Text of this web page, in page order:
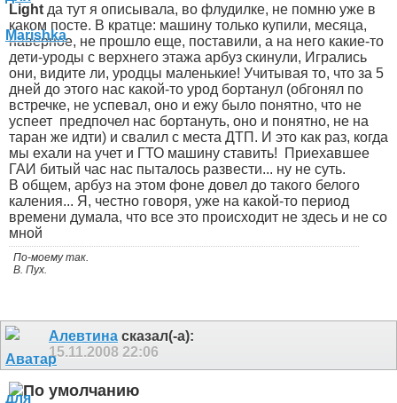
Light да тут я описывала, во флудилке, не помню уже в
каком посте. В кратце: машину только купили, месяца,
наверное, не прошло еще, поставили, а на него какие-то
дети-уроды с верхнего этажа арбуз скинули, Игрались
они, видите ли, уродцы маленькие! Учитывая то, что за 5
дней до этого нас какой-то урод бортанул (обгонял по
встречке, не успевал, оно и ежу было понятно, что не
успеет предпочел нас бортануть, оно и понятно, не на
таран же идти) и свалил с места ДТП. И это как раз, когда
мы ехали на учет и ГТО машину ставить!
Приехавшее
ГАИ битый час нас пыталось развести... ну не суть.
В общем, арбуз на этом фоне довел до такого белого
каления... Я, честно говоря, уже на какой-то период
времени думала, что все это происходит не здесь и не со
мной
По-моему так.
В. Пух.
Алевтина сказал(-а):
15.11.2008 22:06